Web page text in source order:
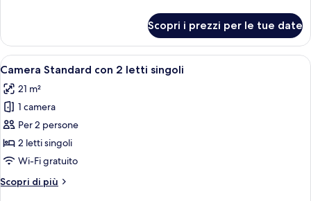
familiare
con
2
singoli
Scopri i prezzi per le tue date
Apri
tutte
le
foto
per
Camera
Standard
2
Camera d'albergo con due letti, una
3
Camera Standard con 2 letti singoli
21 m²
1 camera
Per 2 persone
2 letti singoli
Wi-Fi gratuito
Scopri di più
Altri